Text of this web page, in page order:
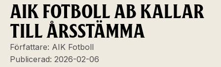
AIK FOTBOLL AB KALLAR
TILL ÅRSSTÄMMA
Författare: AIK Fotboll
Publicerad: 2026-02-06